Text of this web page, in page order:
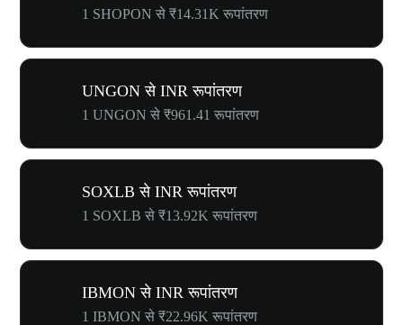
1 SHOPON से ₹14.31K रूपांतरण
UNGON से INR रूपांतरण
1 UNGON से ₹961.41 रूपांतरण
SOXLB से INR रूपांतरण
1 SOXLB से ₹13.92K रूपांतरण
IBMON से INR रूपांतरण
1 IBMON से ₹22.96K रूपांतरण